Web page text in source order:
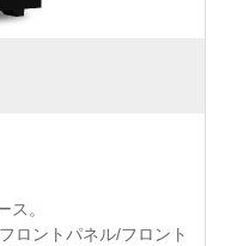
ス。
ロントパネル/フロント